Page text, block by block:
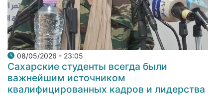
08/05/2026 - 23:05
Сахарские студенты всегда были
важнейшим источником
квалифицированных кадров и лидерства